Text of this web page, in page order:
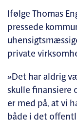
Ifølge Thomas
pressede
private
»Det har aldrig
skulle finansiere
er med på, at vi
både i det